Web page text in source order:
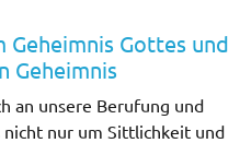
Gottes und
Geheimnis
an unsere Berufung und
nur um Sittlichkeit und